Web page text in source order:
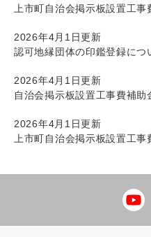
上市町自治会掲示板設置工
2026年4月1日更新
認可地縁団体の印鑑登録につ
2026年4月1日更新
自治会掲示板設置工事費補助
2026年4月1日更新
上市町自治会掲示板設置工